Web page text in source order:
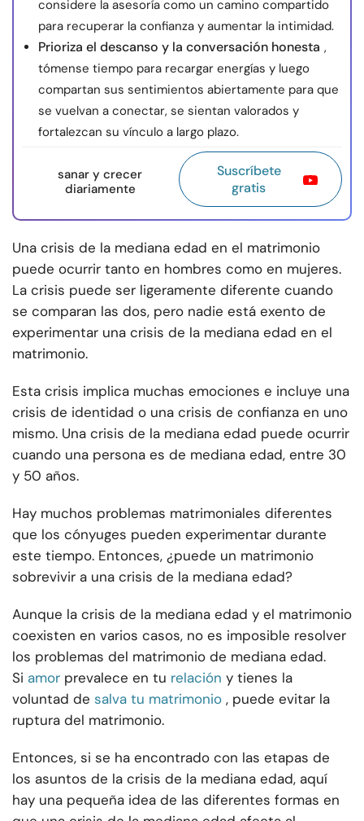
considere la asesoría como un camino compartido
para recuperar la confianza y aumentar la intimidad.
Prioriza el descanso y la conversación honesta ,
tómense tiempo para recargar energías y luego
compartan sus sentimientos abiertamente para que
se vuelvan a conectar, se sientan valorados y
fortalezcan su vínculo a largo plazo.
sanar y crecer
diariamente
Suscríbete
gratis
Una crisis de la mediana edad en el matrimonio
puede ocurrir tanto en hombres como en mujeres.
La crisis puede ser ligeramente diferente cuando
se comparan las dos, pero nadie está exento de
experimentar una crisis de la mediana edad en el
matrimonio.
Esta crisis implica muchas emociones e incluye una
crisis de identidad o una crisis de confianza en uno
mismo. Una crisis de la mediana edad puede ocurrir
cuando una persona es de mediana edad, entre 30
y 50 años.
Hay muchos problemas matrimoniales diferentes
que los cónyuges pueden experimentar durante
este tiempo. Entonces, ¿puede un matrimonio
sobrevivir a una crisis de la mediana edad?
Aunque la crisis de la mediana edad y el matrimonio
coexisten en varios casos, no es imposible resolver
los problemas del matrimonio de mediana edad.
Si amor prevalece en tu relación y tienes la
voluntad de salva tu matrimonio , puede evitar la
ruptura del matrimonio.
Entonces, si se ha encontrado con las etapas de
los asuntos de la crisis de la mediana edad, aquí
hay una pequeña idea de las diferentes formas en